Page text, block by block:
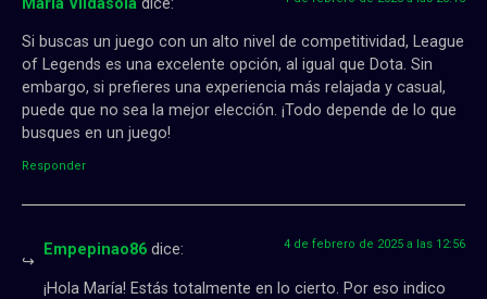
Si buscas un juego con un alto nivel de competitividad, League
of Legends es una excelente opción, al igual que Dota. Sin
embargo, si prefieres una experiencia más relajada y casual,
puede que no sea la mejor elección. ¡Todo depende de lo que
busques en un juego!
Responder
Empepinao86 dice: 4 de febrero de 2025 a las 12:56
¡Hola María! Estás totalmente en lo cierto. Por eso indico